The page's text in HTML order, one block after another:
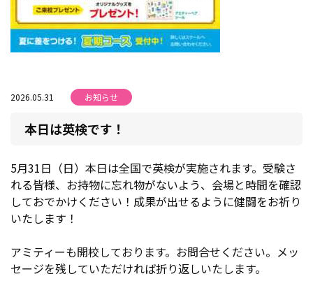
2026.05.31 お知らせ
本日は英検です！
5月31日（日）本日は全国で英検が実施されます。受験さ
れる皆様、お持物に忘れ物がないよう、会場と時間を確認
しておでかけください！成果が出せるように健闘をお祈り
いたします！
アミティーも開校しております。お問合せください。メッ
セージを残していただければ折り返しいたします。